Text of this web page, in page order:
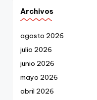
Archivos
agosto 2026
julio 2026
junio 2026
mayo 2026
abril 2026